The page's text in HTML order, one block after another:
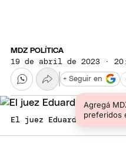
MDZ POLÍTICA
19 de abril de 2023 ·
Agregá
preferidos
+ Seguir en
El juez Eduardo